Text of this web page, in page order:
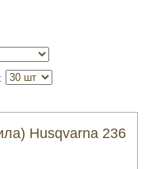
Husqvarna 236